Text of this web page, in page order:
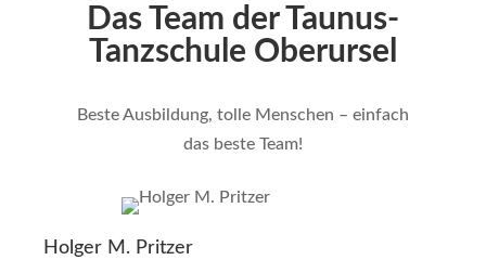
Das Team der Taunus-
Tanzschule Oberursel
Beste Ausbildung, tolle Menschen – einfach
das beste Team!
Holger M. Pritzer